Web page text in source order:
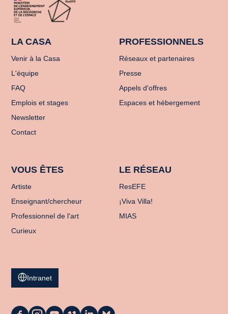
LA CASA
Venir à la Casa
L'équipe
FAQ
Emplois et stages
Newsletter
Contact
PROFESSIONNELS
Réseaux et partenaires
Presse
Appels d'offres
Espaces et hébergement
VOUS ÊTES
Artiste
Enseignant/chercheur
Professionnel de l'art
Curieux
LE RÉSEAU
ResEFE
¡Viva Villa!
MIAS
Intranet